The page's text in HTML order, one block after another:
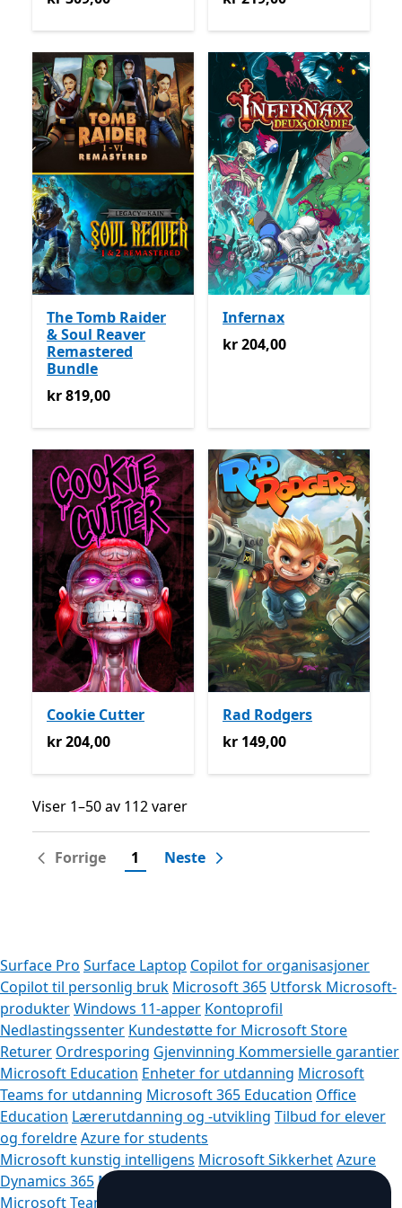
The Tomb Raider
& Soul Reaver
Remastered
Bundle
kr 819,00
kr 819,00
Infernax
kr 204,00
kr 204,00
Cookie Cutter
kr 204,00
kr 204,00
Rad Rodgers
kr 149,00
kr 149,00
Viser 1–50 av 112 varer
Viser 1–50 av 112 varer
Forrige 1 Neste
Surface Pro Surface Laptop Copilot for organisasjoner
Copilot til personlig bruk Microsoft 365 Utforsk Microsoft-
produkterWindows 11-apper Kontoprofil
Nedlastingssenter Kundestøtte for Microsoft Store
Returer Ordresporing Gjenvinning Kommersielle garantier
Microsoft Education Enheter for utdanning Microsoft
Teams for utdanning Microsoft 365 Education Office
Education Lærerutdanning og -utvikling Tilbud for elever
og foreldreAzure for students
Microsoft kunstig intelligens Microsoft SikkerhetAzure
Dynamics 365Microsoft 365
Microsoft Teams